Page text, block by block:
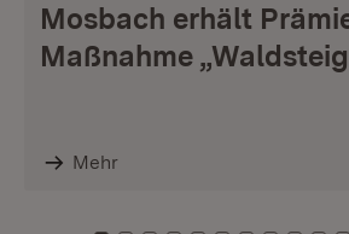
Mosbach erhält
Maßnahme
Mehr